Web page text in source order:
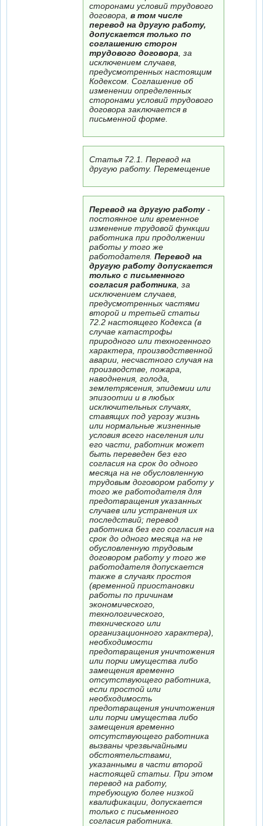
сторонами условий трудового
договора, в том числе
перевод на другую работу,
допускается только по
соглашению сторон
трудового договора , за
исключением случаев,
предусмотренных настоящим
Кодексом. Соглашение об
изменении определенных
сторонами условий трудового
договора заключается в
письменной форме.
Статья 72.1. Перевод на
другую работу. Перемещение
Перевод на другую работу -
постоянное или временное
изменение трудовой функции
работника при продолжении
работы у того же
работодателя. Перевод на
другую работу допускается
только с письменного
согласия работника , за
исключением случаев,
предусмотренных частями
второй и третьей статьи
72.2 настоящего Кодекса (в
случае катастрофы
природного или техногенного
характера, производственной
аварии, несчастного случая на
производстве, пожара,
наводнения, голода,
землетрясения, эпидемии или
эпизоотии и в любых
исключительных случаях,
ставящих под угрозу жизнь
или нормальные жизненные
условия всего населения или
его части, работник может
быть переведен без его
согласия на срок до одного
месяца на не обусловленную
трудовым договором работу у
того же работодателя для
предотвращения указанных
случаев или устранения их
последствий; перевод
работника без его согласия на
срок до одного месяца на не
обусловленную трудовым
договором работу у того же
работодателя допускается
также в случаях простоя
(временной приостановки
работы по причинам
экономического,
технологического,
технического или
организационного характера),
необходимости
предотвращения уничтожения
или порчи имущества либо
замещения временно
отсутствующего работника,
если простой или
необходимость
предотвращения уничтожения
или порчи имущества либо
замещения временно
отсутствующего работника
вызваны чрезвычайными
обстоятельствами,
указанными в части второй
настоящей статьи. При этом
перевод на работу,
требующую более низкой
квалификации, допускается
только с письменного
согласия работника.